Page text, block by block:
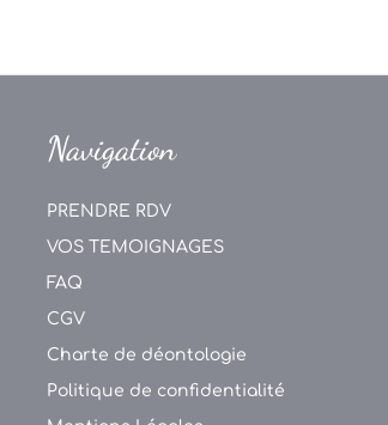
Navigation
PRENDRE RDV
VOS TEMOIGNAGES
FAQ
CGV
Charte de déontologie
Politique de confidentialité